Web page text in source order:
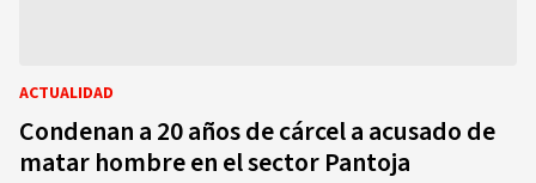
ACTUALIDAD
Condenan a 20 años de cárcel a acusado de
matar hombre en el sector Pantoja